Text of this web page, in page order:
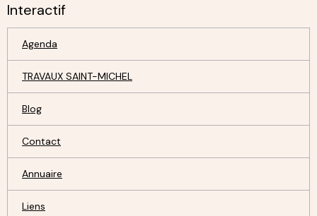
Interactif
Agenda
TRAVAUX SAINT-MICHEL
Blog
Contact
Annuaire
Liens